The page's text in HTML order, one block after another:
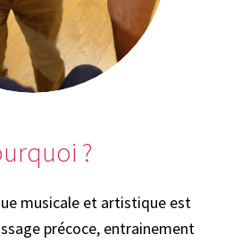
?
musicale et artistique est
précoce, entrainement